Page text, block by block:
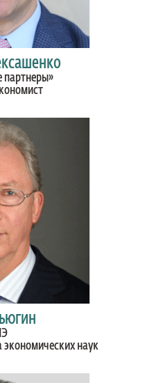
партнеры»
экономических наук